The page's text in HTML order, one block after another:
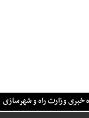
خبری وزارت راه و شهرسازی